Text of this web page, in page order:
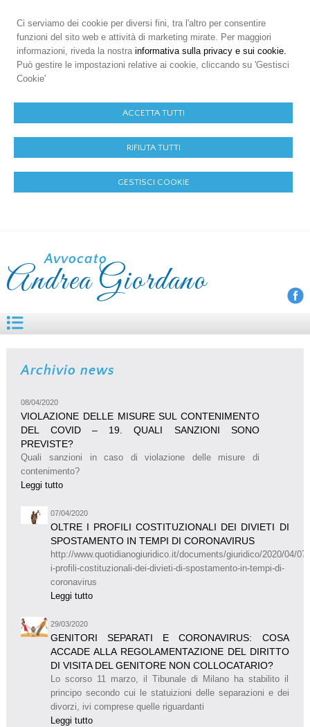
Ci serviamo dei cookie per diversi fini, tra l'altro per consentire
funzioni del sito web e attività di marketing mirate. Per maggiori
informazioni, riveda la nostrainformativa sulla privacy e sui cookie.
Può gestire le impostazioni relative ai cookie, cliccando su 'Gestisci
Cookie'
ACCETTA TUTTI
RIFIUTA TUTTI
GESTISCI COOKIE
Avvocato
Andrea Giordano
Archivio news
08/04/2020
VIOLAZIONE DELLE MISURE SUL CONTENIMENTO
DEL COVID – 19. QUALI SANZIONI SONO
PREVISTE?
Quali sanzioni in caso di violazione delle misure di
contenimento?
Leggi tutto
07/04/2020
OLTRE I PROFILI COSTITUZIONALI DEI DIVIETI DI
SPOSTAMENTO IN TEMPI DI CORONAVIRUS
http://www.quotidianogiuridico.it/documents/giuridico/2020/04/
i-profili-costituzionali-dei-divieti-di-spostamento-in-tempi-di-
coronavirus
Leggi tutto
29/03/2020
GENITORI SEPARATI E CORONAVIRUS: COSA
ACCADE ALLA REGOLAMENTAZIONE DEL DIRITTO
DI VISITA DEL GENITORE NON COLLOCATARIO?
Lo scorso 11 marzo, il Tibunale di Milano ha stabilito il
principo secondo cui le statuizioni delle separazioni e dei
divorzi, ivi comprese quelle riguardanti
Leggi tutto